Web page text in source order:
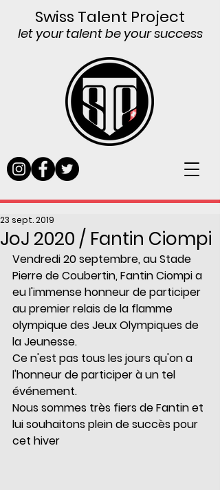
Swiss Talent Project
let your talent be your success
JoJ 2020 / Fantin Ciompi
23 sept. 2019
Vendredi 20 septembre, au Stade
Pierre de Coubertin, Fantin Ciompi a
eu l'immense honneur de participer
au premier relais de la flamme
olympique des Jeux Olympiques de
la Jeunesse.
Ce n'est pas tous les jours qu'on a
l'honneur de participer à un tel
événement.
Nous sommes très fiers de Fantin et
lui souhaitons plein de succès pour
cet hiver